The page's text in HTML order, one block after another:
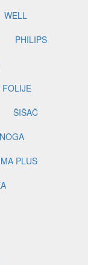
WELL
PHILIPS
FOLIJE
ŠIŠAČ
NOGA
PLUS